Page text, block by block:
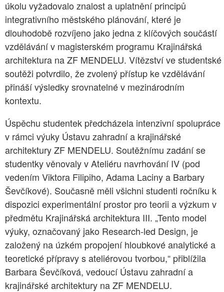
úkolu vyžadovalo znalost a uplatnění principů
integrativního městského plánování, které je
dlouhodobě rozvíjeno jako jedna z klíčových součástí
vzdělávání v magisterském programu Krajinářská
architektura na ZF MENDELU. Vítězství ve studentské
soutěži potvrdilo, že zvolený přístup ke vzdělávání
přináší výsledky srovnatelné v mezinárodním
kontextu.
Úspěchu studentek předcházela intenzivní spolupráce
v rámci výuky Ústavu zahradní a krajinářské
architektury ZF MENDELU. Soutěžnímu zadání se
studentky věnovaly v Ateliéru navrhování IV (pod
vedením Viktora Filipiho, Adama Laciny a Barbary
Ševčíkové). Současně měli všichni studenti ročníku k
dispozici experimentální prostor pro teorii a výzkum v
předmětu Krajinářská architektura III. „Tento model
výuky, označovaný jako Research-led Design, je
založený na úzkém propojení hloubkové analytické a
teoretické přípravy s ateliérovou tvorbou,“ přiblížila
Barbara Ševčíková, vedoucí Ústavu zahradní a
krajinářské architektury na ZF MENDELU.